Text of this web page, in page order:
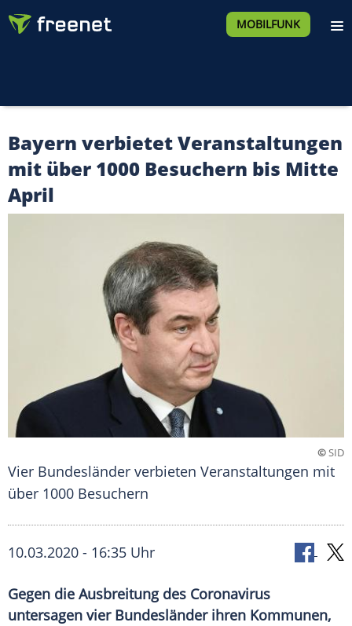
MOBILFUNK
Bayern verbietet Veranstaltungen
mit über 1000 Besuchern bis Mitte
April
©SID
Vier Bundesländer verbieten Veranstaltungen mit
über 1000 Besuchern
10.03.2020 - 16:35 Uhr
Gegen die Ausbreitung des Coronavirus
untersagen vier Bundesländer ihren Kommunen,